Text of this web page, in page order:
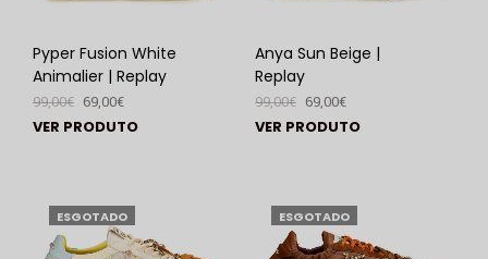
Pyper Fusion White
Animalier | Replay
99,00€ 69,00€
VER PRODUTO
Anya Sun Beige |
Replay
99,00€ 69,00€
VER PRODUTO
ESGOTADO ESGOTADO